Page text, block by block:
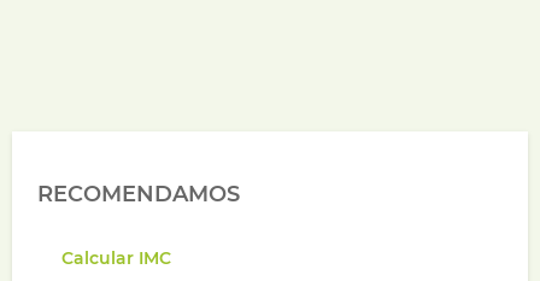
RECOMENDAMOS
Calcular IMC